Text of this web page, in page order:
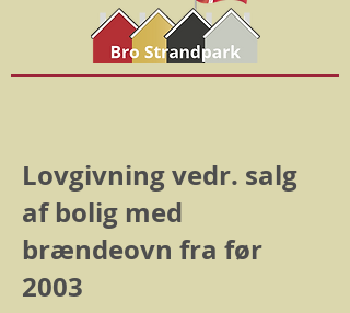
Lovgivning vedr. salg
af bolig med
brændeovn fra før
2003